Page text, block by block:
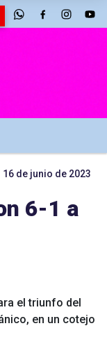
16 de junio de 2023
6-1 a
el triunfo del
en un cotejo